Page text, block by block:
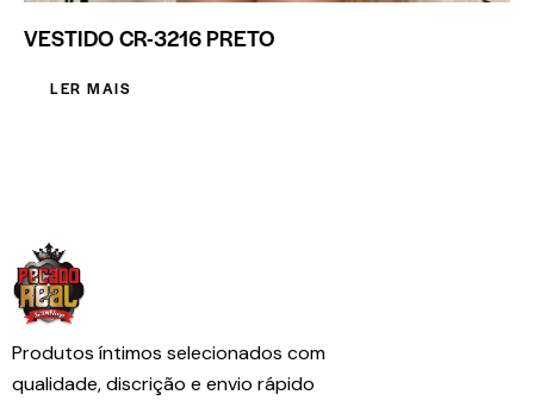
VESTIDO CR-3216 PRETO
LER MAIS
Produtos íntimos selecionados com
qualidade, discrição e envio rápido